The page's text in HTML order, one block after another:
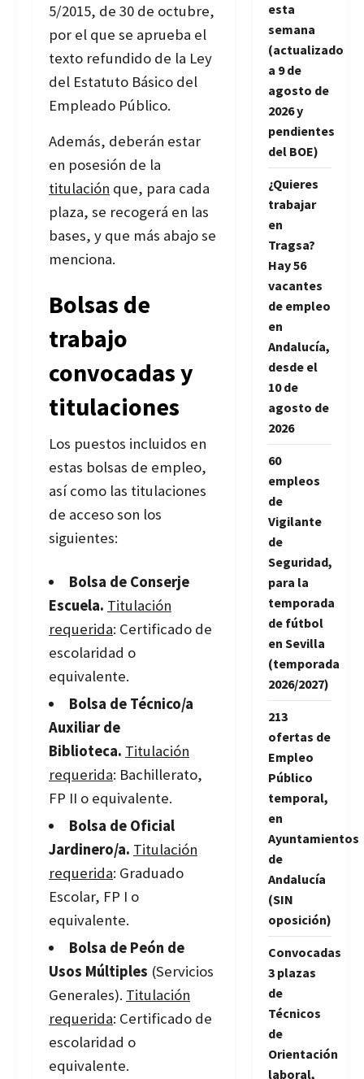
5/2015, de 30 de octubre,
por el que se aprueba el
texto refundido de la Ley
del Estatuto Básico del
Empleado Público.
Además, deberán estar
en posesión de la
titulación que, para cada
plaza, se recogerá en las
bases, y que más abajo se
menciona.
Bolsas de
trabajo
convocadas y
titulaciones
Los puestos incluidos en
estas bolsas de empleo,
así como las titulaciones
de acceso son los
siguientes:
Bolsa de Conserje
Escuela. Titulación
requerida: Certificado de
escolaridad o
equivalente.
Bolsa de Técnico/a
Auxiliar de
Biblioteca. Titulación
requerida: Bachillerato,
FP II o equivalente.
Bolsa de Oficial
Jardinero/a. Titulación
requerida: Graduado
Escolar, FP I o
equivalente.
Bolsa de Peón de
Usos Múltiples (Servicios
Generales). Titulación
requerida: Certificado de
escolaridad o
equivalente.
esta
semana
(actualizado
a 9 de
agosto de
2026 y
pendientes
del BOE)
¿Quieres
trabajar
en
Tragsa?
Hay 56
vacantes
de empleo
en
Andalucía,
desde el
10 de
agosto de
2026
60
empleos
de
Vigilante
de
Seguridad,
para la
temporada
de fútbol
en Sevilla
(temporada
2026/2027)
213
ofertas de
Empleo
Público
temporal,
en
Ayuntamientos
de
Andalucía
(SIN
oposición)
Convocadas
3 plazas
de
Técnicos
de
Orientación
laboral,